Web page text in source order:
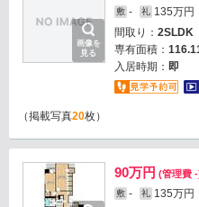
画像を
見る
敷 - 礼 135万円
間取り： 2SLDK
専有面積：
入居時期： 即
（掲載写真20枚）
90万円 (管理費 -
敷 - 礼 135万円